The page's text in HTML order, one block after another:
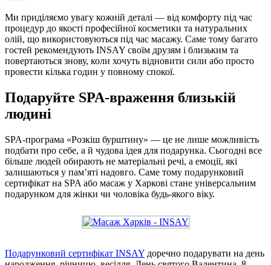
Ми приділяємо увагу кожній деталі — від комфорту під час
процедур до якості професійної косметики та натуральних
олій, що використовуються під час масажу. Саме тому багато
гостей рекомендують INSAY своїм друзям і близьким та
повертаються знову, коли хочуть відновити сили або просто
провести кілька годин у повному спокої.
Подаруйте SPA-враження близькій
людині
SPA-програма «Розкіш бурштину» — це не лише можливість
подбати про себе, а й чудова ідея для подарунка. Сьогодні все
більше людей обирають не матеріальні речі, а емоції, які
залишаються у пам’яті надовго. Саме тому подарунковий
сертифікат на SPA або масаж у Харкові стане універсальним
подарунком для жінки чи чоловіка будь-якого віку.
Подарунковий сертифікат INSAY доречно подарувати на день